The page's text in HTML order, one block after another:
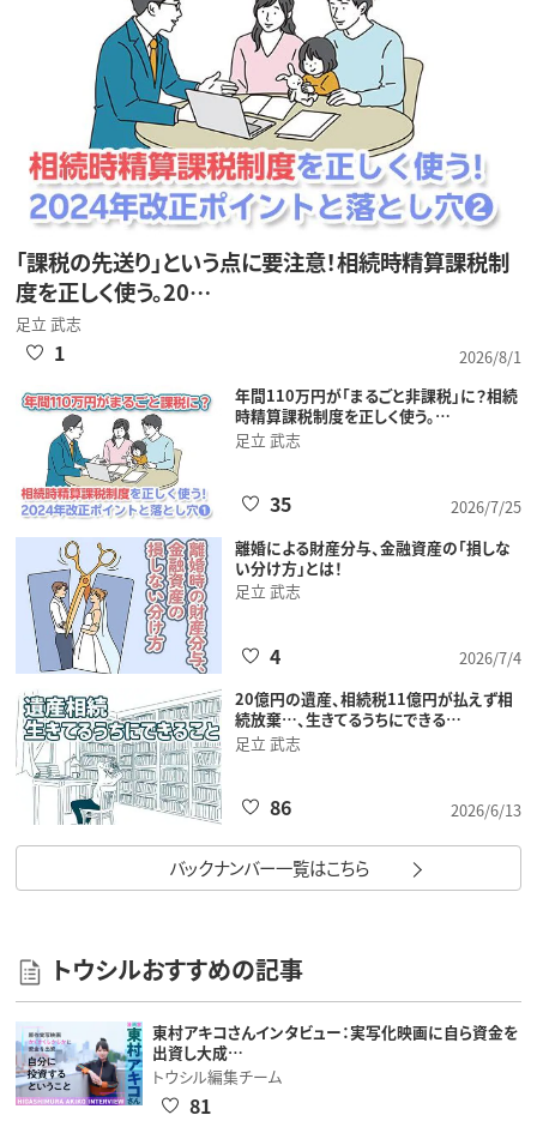
「課税の先送り」という点に要注意！相続時精算課税制
度を正しく使う。20…
足立 武志
2026/8/1
1
年間110万円が「まるごと非課税」に？相続
時精算課税制度を正しく使う。…
足立 武志
2026/7/25
35
離婚による財産分与、金融資産の「損しな
い分け方」とは！
足立 武志
2026/7/4
4
20億円の遺産、相続税11億円が払えず相
続放棄…、生きてるうちにできる…
足立 武志
2026/6/13
86
バックナンバー一覧はこちら
トウシルおすすめの記事
東村アキコさんインタビュー：実写化映画に自ら資金を
出資し大成…
トウシル編集チーム
81